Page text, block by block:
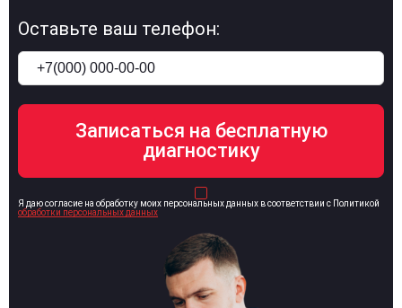
Оставьте ваш телефон:
Я даю согласие на обработку моих персональных данных в соответствии с Политикой
обработки персональных данных